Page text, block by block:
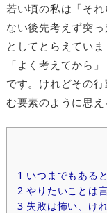
若い頃の私は「そ
ない後先考えず突
としてとらえていま
「よく考えてから
です。けれどその
む要素のように思え
1 いつまでもある
2 やりたいことは
3 失敗は怖い、け